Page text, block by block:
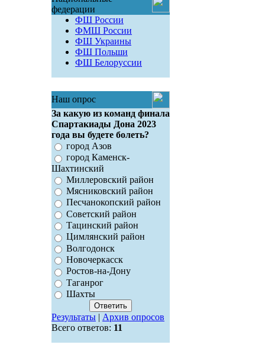
федерации
ФШ России
ФМШ России
ФШ Украины
ФШ Польши
ФШ Белоруссии
Наш опрос
За какую из команд финала
Спартакиады Дона 2023
года вы будете болеть?
город Азов
город Каменск-
Шахтинский
Миллеровский район
Мясниковский район
Песчанокопский район
Советский район
Тацинский район
Цимлянский район
Волгодонск
Новочеркасск
Ростов-на-Дону
Таганрог
Шахты
Результаты| Архив опросов
Всего ответов: 11